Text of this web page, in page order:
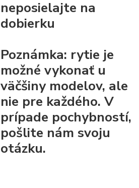
neposielajte na
dobierku
Poznámka: rytie je
možné vykonať u
väčšiny modelov, ale
nie pre každého. V
prípade pochybností,
pošlite nám svoju
otázku.